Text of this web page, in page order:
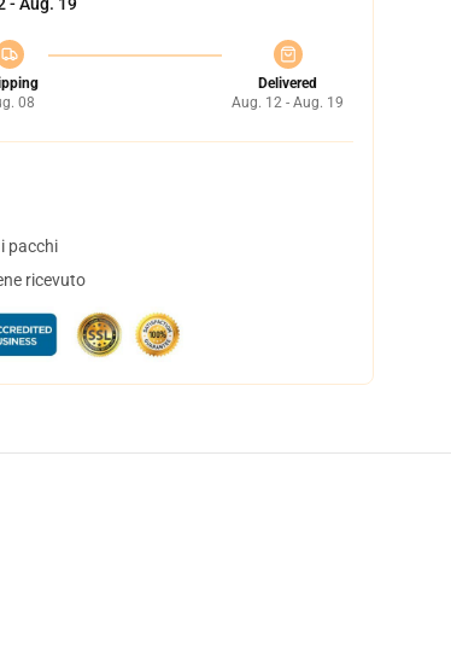
08
Delivered
Aug. 12 - Aug. 19
pacchi
ricevuto